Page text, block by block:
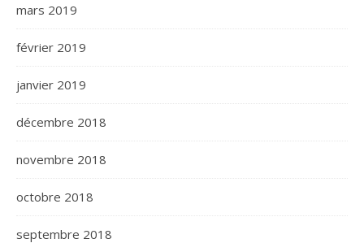
mars 2019
février 2019
janvier 2019
décembre 2018
novembre 2018
octobre 2018
septembre 2018